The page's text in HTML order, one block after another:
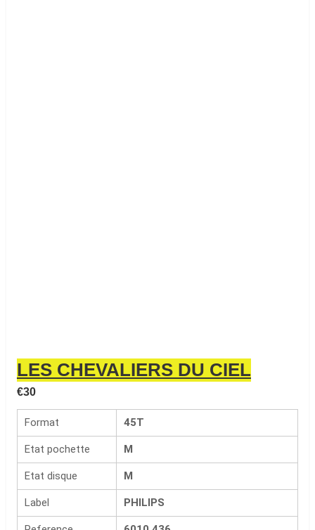
LES CHEVALIERS DU CIEL
€30
Format 45T
Etat pochette M
Etat disque M
Label PHILIPS